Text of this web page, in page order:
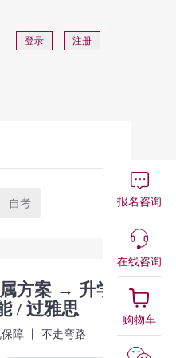
登录 注册
自考
方案 → 升学
/ 过雅思
障 丨 不走弯路
报名咨询
在线咨询
购物车